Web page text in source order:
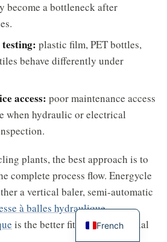
become a bottleneck after
plastic film, PET bottles,
behave differently under
access: poor maintenance access
when hydraulic or electrical
plants, the best approach is to
complete process flow. Energycle
a vertical baler, semi-automatic
à balles hydraulique
is the better fit for your material
French